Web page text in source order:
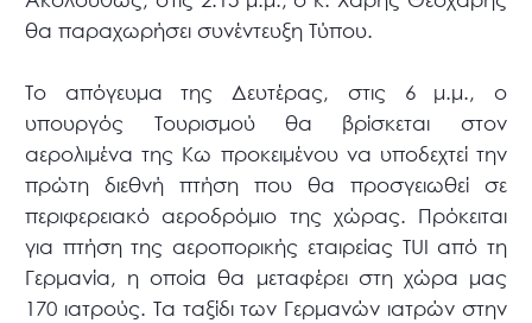
θα παραχωρήσει συνέντευξη Τύπου.
Το απόγευμα της Δευτέρας, στις 6 μ.μ., ο
υπουργός Τουρισμού θα βρίσκεται στον
αερολιμένα της Κω προκειμένου να υποδεχτεί την
πρώτη διεθνή πτήση που θα προσγειωθεί σε
περιφερειακό αεροδρόμιο της χώρας. Πρόκειται
για πτήση της αεροπορικής εταιρείας TUI από τη
Γερμανία, η οποία θα μεταφέρει στη χώρα μας
170 ιατρούς. Τα ταξίδι των Γερμανών ιατρών στην